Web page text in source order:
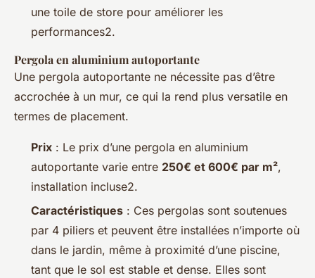
une toile de store pour améliorer les
performances2.
Pergola en aluminium autoportante
Une pergola autoportante ne nécessite pas d’être
accrochée à un mur, ce qui la rend plus versatile en
termes de placement.
Prix : Le prix d’une pergola en aluminium
autoportante varie entre 250€ et 600€ par m²,
installation incluse2.
Caractéristiques : Ces pergolas sont soutenues
par 4 piliers et peuvent être installées n’importe où
dans le jardin, même à proximité d’une piscine,
tant que le sol est stable et dense. Elles sont